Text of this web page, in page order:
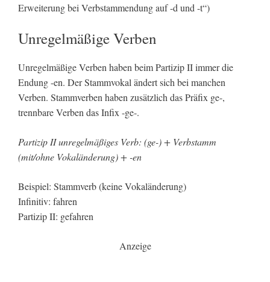
Erweiterung bei Verbstammendung auf -d und -t“)
Unregelmäßige Verben
Unregelmäßige Verben haben beim Partizip II immer die
Endung -en. Der Stammvokal ändert sich bei manchen
Verben. Stammverben haben zusätzlich das Präfix ge-,
trennbare Verben das Infix -ge-.
Partizip II unregelmäßiges Verb: (ge-) + Verbstamm
(mit/ohne Vokaländerung) + -en
Beispiel: Stammverb (keine Vokaländerung)
Infinitiv: fahren
Partizip II: gefahren
Anzeige